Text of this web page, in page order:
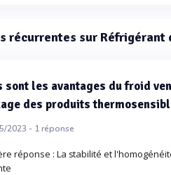
récurrentes sur Réfrigérant
sont les avantages du froid
des produits
2023 - 1réponse
réponse : La stabilité et